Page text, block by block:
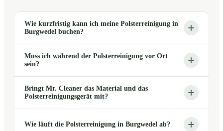
Wie kurzfristig kann ich meine Polsterreinigung in
Burgwedel buchen?
Muss ich während der Polsterreinigung vor Ort
sein?
Bringt Mr. Cleaner das Material und das
Polsterreinigungsgerät mit?
Wie läuft die Polsterreinigung in Burgwedel ab?